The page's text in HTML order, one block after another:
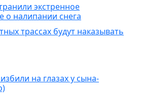
экстренное
о налипании снега
трассах будут наказывать
на глазах у сына-